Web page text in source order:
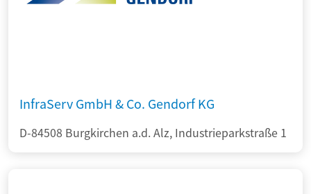
InfraServ GmbH & Co. Gendorf KG
D-84508 Burgkirchen a.d. Alz, Industrieparkstraße 1